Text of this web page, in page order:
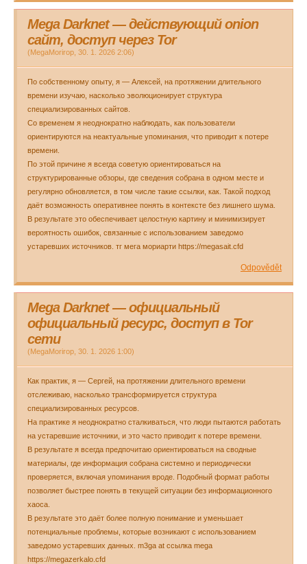
Mega Darknet — действующий onion
сайт, доступ через Tor
(MegaMorirop 30. 1. 2026 2:06)
По собственному опыту, я — Алексей, на протяжении длительного
времени изучаю, насколько эволюционирует структура
специализированных сайтов.
Со временем я неоднократно наблюдать, как пользователи
ориентируются на неактуальные упоминания, что приводит к потере
времени.
По этой причине я всегда советую ориентироваться на
структурированные обзоры, где сведения собрана в одном месте и
регулярно обновляется, в том числе такие ссылки, как. Такой подход
даёт возможность оперативнее понять в контексте без лишнего шума.
В результате это обеспечивает целостную картину и минимизирует
вероятность ошибок, связанные с использованием заведомо
устаревших источников. тг мега мориарти https://megasait.cfd
Odpovědět
Mega Darknet — официальный
официальный ресурс, доступ в Tor
сети
(MegaMorirop 30. 1. 2026 1:00)
Как практик, я — Сергей, на протяжении длительного времени
отслеживаю, насколько трансформируется структура
специализированных ресурсов.
На практике я неоднократно сталкиваться, что люди пытаются работать
на устаревшие источники, и это часто приводит к потере времени.
В результате я всегда предпочитаю ориентироваться на сводные
материалы, где информация собрана системно и периодически
проверяется, включая упоминания вроде. Подобный формат работы
позволяет быстрее понять в текущей ситуации без информационного
хаоса.
В результате это даёт более полную понимание и уменьшает
потенциальные проблемы, которые возникают с использованием
заведомо устаревших данных. m3ga at ссылка mega
https://megazerkalo.cfd